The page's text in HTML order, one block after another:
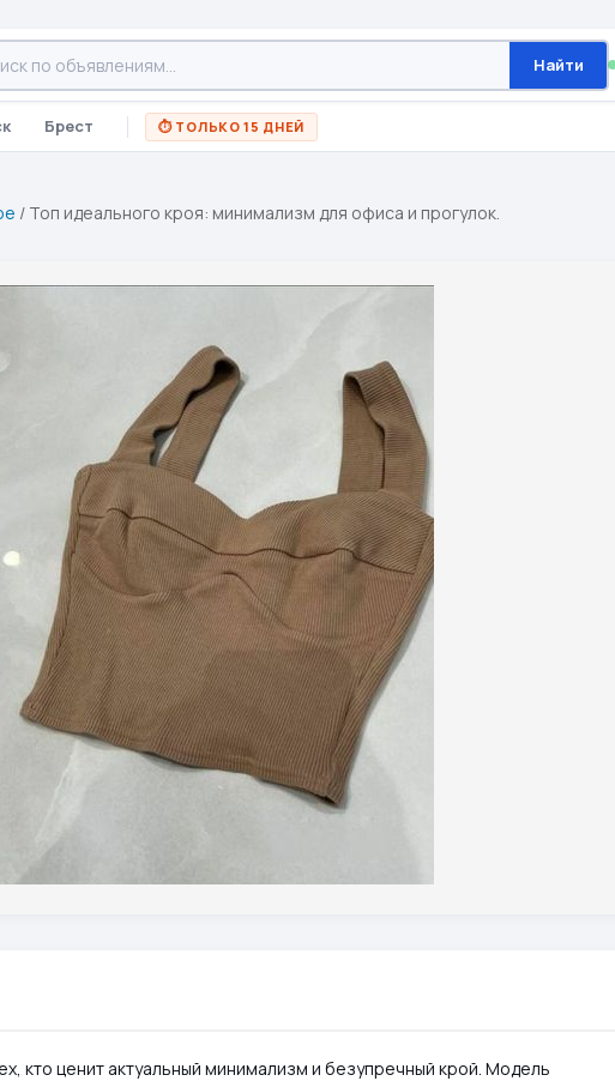
Найти
Брест ⏱ ТОЛЬКО 15 ДНЕЙ
/ Топ идеального кроя: минимализм для офиса и прогулок.
кто ценит актуальный минимализм и безупречный крой. Модель